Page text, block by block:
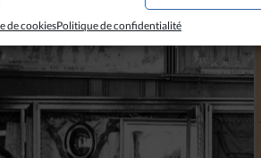
de cookiesPolitique de confidentialité